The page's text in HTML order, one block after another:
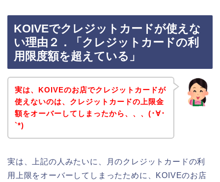
KOIVEでクレジットカードが使えな
い理由２．「クレジットカードの利
用限度額を超えている」
実は、KOIVEのお店でクレジットカードが
使えないのは、クレジットカードの上限金
額をオーバーしてしまったから、、、(･∀･
`*)
実は、上記の人みたいに、月のクレジットカードの利
用上限をオーバーしてしまったために、KOIVEのお店